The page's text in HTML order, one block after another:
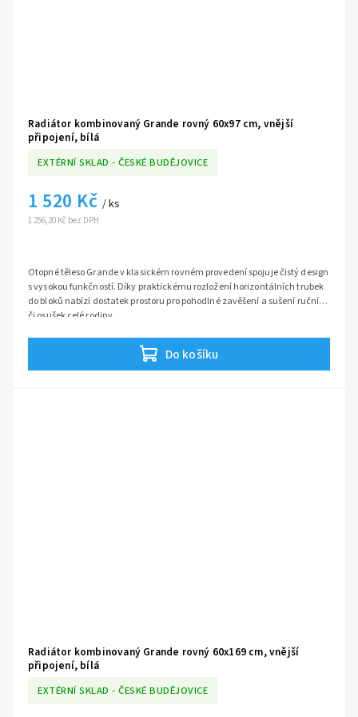
Radiátor kombinovaný Grande rovný 60x97 cm, vnější
připojení, bílá
EXTÉRNÍ SKLAD - ČESKÉ BUDĚJOVICE
1 256,20 Kč bez DPH
1 520 Kč / ks
Do košíku
Otopné těleso Grande v klasickém rovném provedení spojuje čistý design
s vysokou funkčností. Díky praktickému rozložení horizontálních trubek
do bloků nabízí dostatek prostoru pro pohodlné zavěšení a sušení ručníků
či osušek celé rodiny.
Tento model je určen pro kombinované vytápění. Můžete jej standardně
připojit k běžnému teplovodnímu okruhu (ústřední topení) a zároveň
doplnit o elektrickou topnou tyč. To vám zajistí příjemné teplo a suché
Radiátor kombinovaný Grande rovný 60x169 cm, vnější
připojení, bílá
EXTÉRNÍ SKLAD - ČESKÉ BUDĚJOVICE